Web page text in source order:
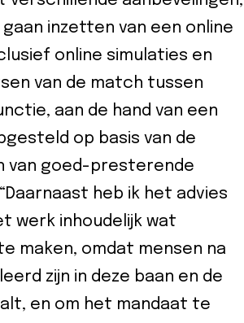
inzetten van een online
online simulaties en
van de match tussen
aan de hand van een
op basis van de
van goed-presterende
heb ik het advies
werk inhoudelijk wat
maken, omdat mensen na
zijn in deze baan en de
en om het mandaat te